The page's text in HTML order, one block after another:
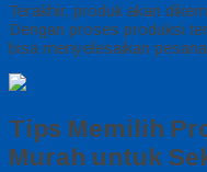
Terakhir, produk akan
Dengan proses produksi
bisa menyelesaikan
Tips Memilih
Murah untuk